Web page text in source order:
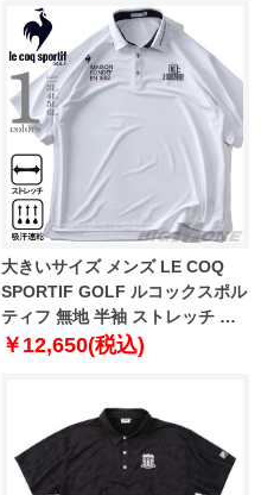
大きいサイズ メンズ LE COQ
SPORTIF GOLF ルコックスポル
ティフ 無地 半袖 ストレッチ ゴ
ルフ ポロシャツ 吸汗速乾
￥12,650(税込)